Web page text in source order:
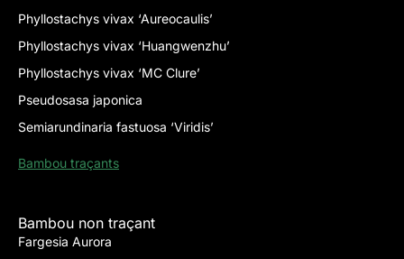
Phyllostachys vivax ‘Aureocaulis’
Phyllostachys vivax ‘Huangwenzhu’
Phyllostachys vivax ‘MC Clure’
Pseudosasa japonica
Semiarundinaria fastuosa ‘Viridis’
Bambou traçants
Bambou non traçant
Fargesia Aurora